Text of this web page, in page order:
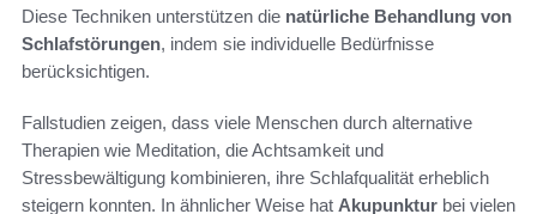
Diese Techniken unterstützen die natürliche Behandlung von
Schlafstörungen, indem sie individuelle Bedürfnisse
berücksichtigen.
Fallstudien zeigen, dass viele Menschen durch alternative
Therapien wie Meditation, die Achtsamkeit und
Stressbewältigung kombinieren, ihre Schlafqualität erheblich
steigern konnten. In ähnlicher Weise hat Akupunktur bei vielen